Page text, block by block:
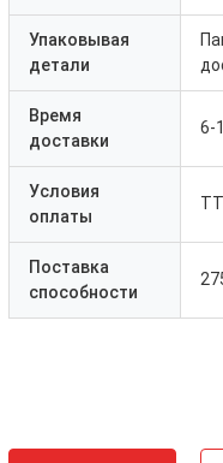
Упаковывая
детали
Время
доставки
6-
Условия
оплаты
Поставка
способности